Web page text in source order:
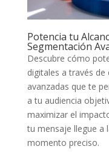
Potencia tu
Segmentación
Descubre cómo
digitales​ a través
avanzadas que te
a tu audiencia⁣
maximizar el
tu mensaje llegue a
‌momento preciso.